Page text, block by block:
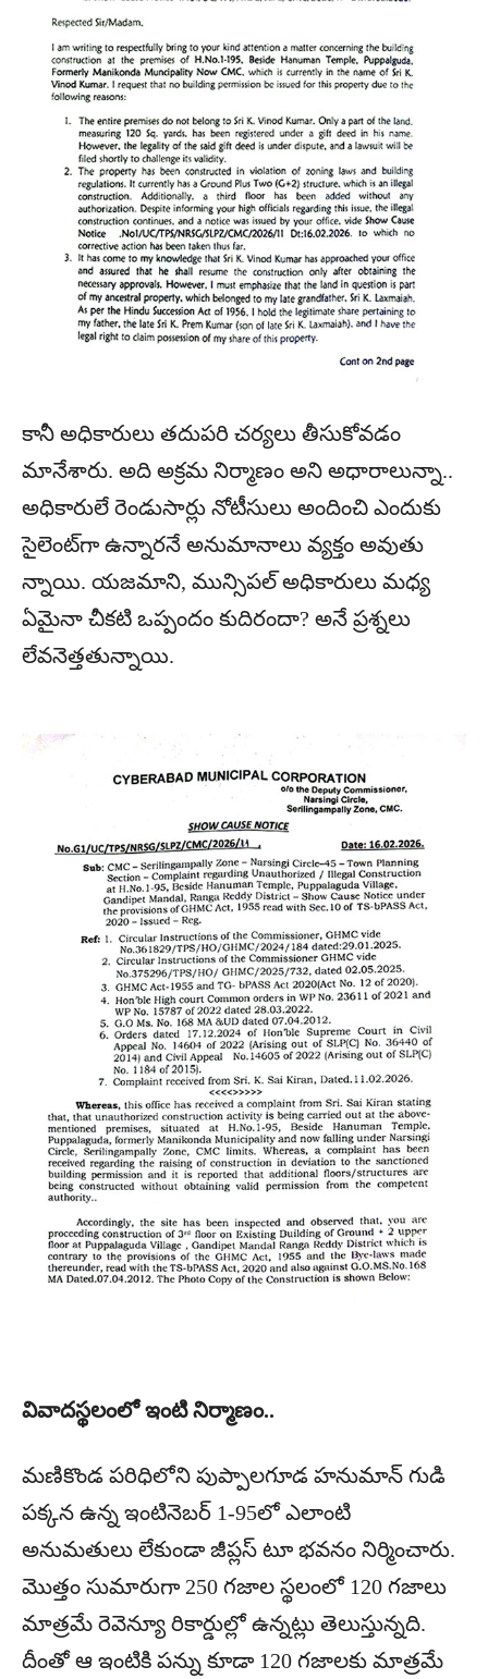
కానీ అధికారులు తదుపరి చర్యలు తీసుకోవడం
మానేశారు. అది అక్రమ నిర్మాణం అని అధారాలున్నా..
అధికారులే రెండుసార్లు నోటీసులు అందించి ఎందుకు
సైలెంట్‌గా ఉన్నారనే అనుమానాలు వ్యక్తం అవుతు
న్నాయి. యజమాని, మున్సిపల్ అధికారులు మధ్య
ఏమైనా చీకటి ఒప్పందం కుదిరందా? అనే ప్రశ్నలు
లేవనెత్తతున్నాయి.
వివాదస్థలంలో ఇంటి నిర్మాణం..
మణికొండ పరిధిలోని పుప్పాలగూడ హనుమాన్ గుడి
పక్కన ఉన్న ఇంటినెబర్ 1-95లో ఎలాంటి
అనుమతులు లేకుండా జీప్లస్ టూ భవనం నిర్మించారు.
మొత్తం సుమారుగా 250 గజాల స్థలంలో 120 గజాలు
మాత్రమే రెవెన్యూ రికార్డుల్లో ఉన్నట్లు తెలుస్తున్నది.
దీంతో ఆ ఇంటికి పన్ను కూడా 120 గజాలకు మాత్రమే